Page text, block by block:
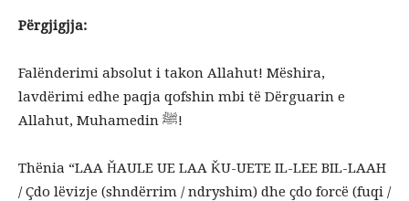
Përgjigjja:
Falënderimi absolut i takon Allahut! Mëshira,
lavdërimi edhe paqja qofshin mbi të Dërguarin e
Allahut, Muhamedin ﷺ!
Thënia “LAA ȞAULE UE LAA ǨU-UETE IL-LEE BIL-LAAH
/ Çdo lëvizje (shndërrim / ndryshim) dhe çdo forcë (fuqi /